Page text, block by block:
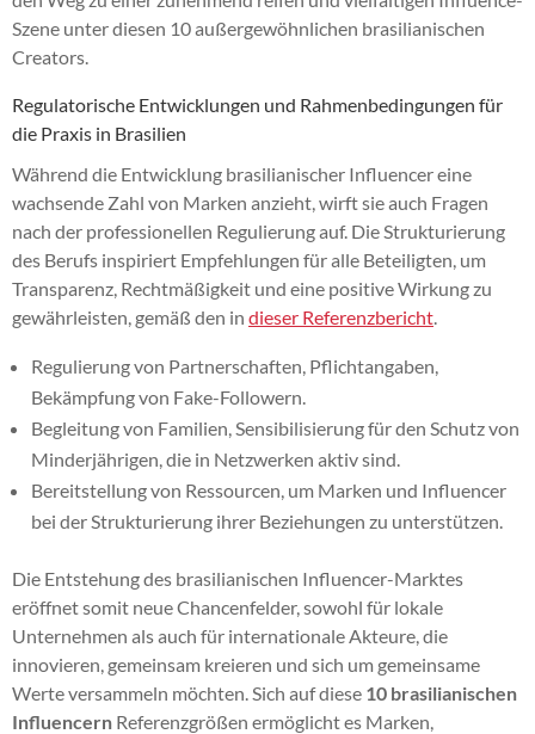
Szene unter diesen 10 außergewöhnlichen brasilianischen
Creators.
Regulatorische Entwicklungen und Rahmenbedingungen für
die Praxis in Brasilien
Während die Entwicklung brasilianischer Influencer eine
wachsende Zahl von Marken anzieht, wirft sie auch Fragen
nach der professionellen Regulierung auf. Die Strukturierung
des Berufs inspiriert Empfehlungen für alle Beteiligten, um
Transparenz, Rechtmäßigkeit und eine positive Wirkung zu
gewährleisten, gemäß den in dieser Referenzbericht
Regulierung von Partnerschaften, Pflichtangaben,
Bekämpfung von Fake-Followern.
Begleitung von Familien, Sensibilisierung für den Schutz von
Minderjährigen, die in Netzwerken aktiv sind.
Bereitstellung von Ressourcen, um Marken und Influencer
bei der Strukturierung ihrer Beziehungen zu unterstützen.
Die Entstehung des brasilianischen Influencer-Marktes
eröffnet somit neue Chancenfelder, sowohl für lokale
Unternehmen als auch für internationale Akteure, die
innovieren, gemeinsam kreieren und sich um gemeinsame
Werte versammeln möchten. Sich auf diese 10 brasilianischen
Influencern Referenzgrößen ermöglicht es Marken,